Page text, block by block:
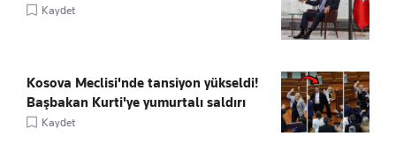
Kaydet
Kosova Meclisi'nde tansiyon yükseldi!
Başbakan Kurti'ye yumurtalı saldırı
Kaydet